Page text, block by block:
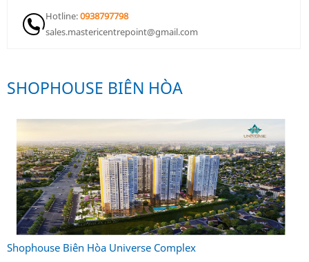
Hotline:0938797798
sales.mastericentrepoint@gmail.com
SHOPHOUSE BIÊN HÒA
Shophouse Biên Hòa Universe Complex